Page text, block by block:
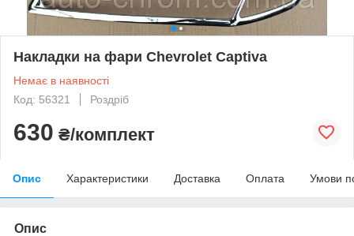
Накладки на фари Chevrolet Captiva
Немає в наявності
Код: 56321
Роздріб
630 ₴/комплект
Опис Характеристики Доставка Оплата Умови
Опис